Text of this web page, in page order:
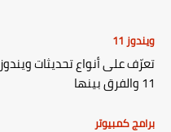
ويندوز 11
تعرّف على أنواع تحديثات ويندوز
11 والفرق بينها
برامج كمبيوتر